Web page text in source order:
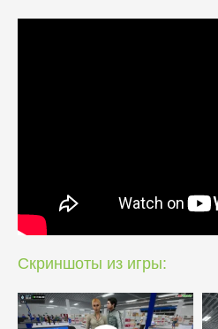
Скриншоты из игры: